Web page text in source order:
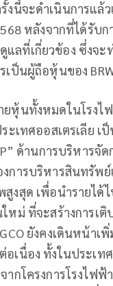
งนี้จะดำเนินการแล้ว
หลังจากที่ได้รับ
ลที่เกี่ยวข้อง ซึ่งจะ
เป็นผู้ถือหุ้นของ
ยหุ้นทั้งหมดในโรงไ
ะเทศออสเตรเลีย เ
ด้านการบริหารจั
การบริหารสินทรัพย์
งสุด เพื่อนำรายได้
หม่ ที่จะสร้างการเติ
ยังคงเดินหน้าเ
เนื่อง ทั้งในประเท
ากโครงการโรงไฟฟ้